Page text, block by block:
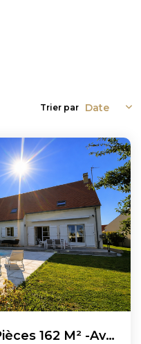
Trier par
Maison Orry La Ville 5 Pièces 162 M² -avec Piscine Chauffée...